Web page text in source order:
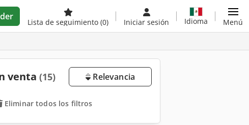
Lista de seguimiento (0) Iniciar sesión Idioma Menú
venta (15) Relevancia
Eliminar todos los filtros